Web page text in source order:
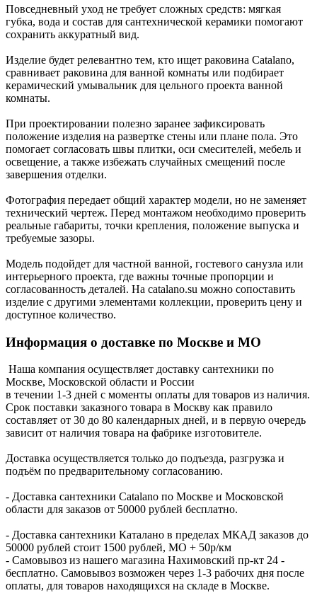
Повседневный уход не требует сложных средств: мягкая
губка, вода и состав для сантехнической керамики помогают
сохранить аккуратный вид.
Изделие будет релевантно тем, кто ищет раковина Catalano,
сравнивает раковина для ванной комнаты или подбирает
керамический умывальник для цельного проекта ванной
комнаты.
При проектировании полезно заранее зафиксировать
положение изделия на развертке стены или плане пола. Это
помогает согласовать швы плитки, оси смесителей, мебель и
освещение, а также избежать случайных смещений после
завершения отделки.
Фотография передает общий характер модели, но не заменяет
технический чертеж. Перед монтажом необходимо проверить
реальные габариты, точки крепления, положение выпуска и
требуемые зазоры.
Модель подойдет для частной ванной, гостевого санузла или
интерьерного проекта, где важны точные пропорции и
согласованность деталей. На catalano.su можно сопоставить
изделие с другими элементами коллекции, проверить цену и
доступное количество.
Информация о доставке по Москве и МО
Наша компания осуществляет доставку сантехники по
Москве, Московской области и России
в течении 1-3 дней с моменты оплаты для товаров из наличия.
Срок поставки заказного товара в Москву как правило
составляет от 30 до 80 календарных дней, и в первую очередь
зависит от наличия товара на фабрике изготовителе.
Доставка осуществляется только до подъезда, разгрузка и
подъём по предварительному согласованию.
- Доставка сантехники Catalano по Москве и Московской
области для заказов от 50000 рублей бесплатно.
- Доставка сантехники Каталано в пределах МКАД заказов до
50000 рублей стоит 1500 рублей, МО + 50р/км
- Самовывоз из нашего магазина Нахимовский пр-кт 24 -
бесплатно. Самовывоз возможен через 1-3 рабочих дня после
оплаты, для товаров находящихся на складе в Москве.